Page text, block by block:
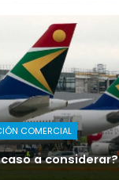
COMERCIAL
caso a considerar?